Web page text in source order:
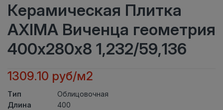
Керамическая Плитка
AXIMA Виченца геометрия
400х280х8 1,232/59,136
1309.10 руб/м2
Тип
Облицовочная
Длина
400